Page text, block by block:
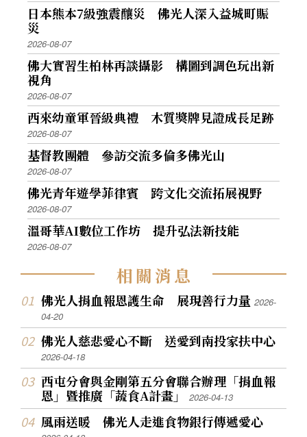
日本熊本7級強震釀災 佛光人深入益城町賑
災
2026-08-07
佛大實習生柏林再談攝影 構圖到調色玩出新
視角
2026-08-07
西來幼童軍晉級典禮 木質獎牌見證成長足跡
2026-08-07
基督教團體 參訪交流多倫多佛光山
2026-08-07
佛光青年遊學菲律賓 跨文化交流拓展視野
2026-08-07
溫哥華AI數位工作坊 提升弘法新技能
2026-08-07
相關消息
佛光人捐血報恩護生命 展現善行力量2026-
04-20
佛光人慈悲愛心不斷 送愛到南投家扶中心
2026-04-18
西屯分會與金剛第五分會聯合辦理「捐血報
恩」暨推廣「蔬食A計畫」2026-04-13
風雨送暖 佛光人走進食物銀行傳遞愛心